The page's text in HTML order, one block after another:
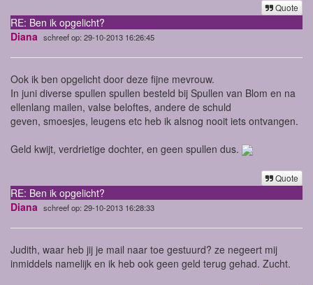
Quote
RE: Ben ik opgelicht?
Diana schreef op: 29-10-2013 16:26:45
Ook ik ben opgelicht door deze fijne mevrouw.
In juni diverse spullen spullen besteld bij Spullen van Blom en na
ellenlang mailen, valse beloftes, andere de schuld
geven, smoesjes, leugens etc heb ik alsnog nooit iets ontvangen.
Geld kwijt, verdrietige dochter, en geen spullen dus.
Quote
RE: Ben ik opgelicht?
Diana schreef op: 29-10-2013 16:28:33
Judith, waar heb jij je mail naar toe gestuurd? ze negeert mij
inmiddels namelijk en ik heb ook geen geld terug gehad. Zucht.